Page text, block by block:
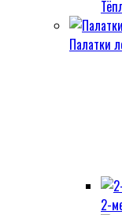
Палатки
2-